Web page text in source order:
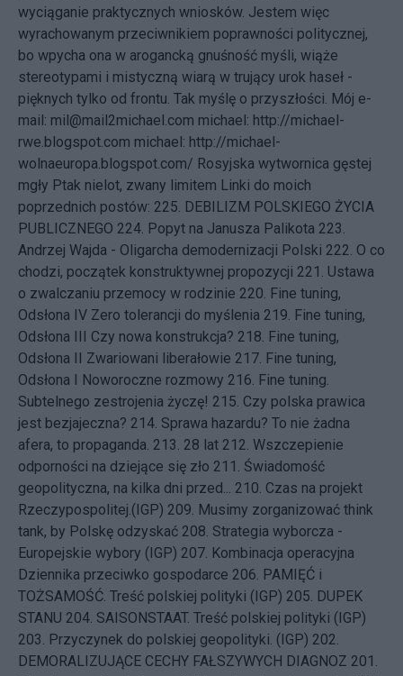
wyciąganie praktycznych wniosków. Jestem więc
wyrachowanym przeciwnikiem poprawności politycznej,
bo wpycha ona w arogancką gnuśność myśli, wiąże
stereotypami i mistyczną wiarą w trujący urok haseł -
pięknych tylko od frontu. Tak myślę o przyszłości. Mój e-
mail: mil@mail2michael.com michael: http://michael-
rwe.blogspot.com michael: http://michael-
wolnaeuropa.blogspot.com/ Rosyjska wytwornica gęstej
mgły Ptak nielot, zwany limitem Linki do moich
poprzednich postów: 225. DEBILIZM POLSKIEGO ŻYCIA
PUBLICZNEGO 224. Popyt na Janusza Palikota 223.
Andrzej Wajda - Oligarcha demodernizacji Polski 222. O co
chodzi, początek konstruktywnej propozycji 221. Ustawa
o zwalczaniu przemocy w rodzinie 220. Fine tuning,
Odsłona IV Zero tolerancji do myślenia 219. Fine tuning,
Odsłona III Czy nowa konstrukcja? 218. Fine tuning,
Odsłona II Zwariowani liberałowie 217. Fine tuning,
Odsłona I Noworoczne rozmowy 216. Fine tuning.
Subtelnego zestrojenia życzę! 215. Czy polska prawica
jest bezjajeczna? 214. Sprawa hazardu? To nie żadna
afera, to propaganda. 213. 28 lat 212. Wszczepienie
odporności na dziejące się zło 211. Świadomość
geopolityczna, na kilka dni przed... 210. Czas na projekt
Rzeczypospolitej.(IGP) 209. Musimy zorganizować think
tank, by Polskę odzyskać 208. Strategia wyborcza -
Europejskie wybory (IGP) 207. Kombinacja operacyjna
Dziennika przeciwko gospodarce 206. PAMIĘĆ i
TOŻSAMOŚĆ. Treść polskiej polityki (IGP) 205. DUPEK
STANU 204. SAISONSTAAT. Treść polskiej polityki (IGP)
203. Przyczynek do polskiej geopolityki. (IGP) 202.
DEMORALIZUJĄCE CECHY FAŁSZYWYCH DIAGNOZ 201.